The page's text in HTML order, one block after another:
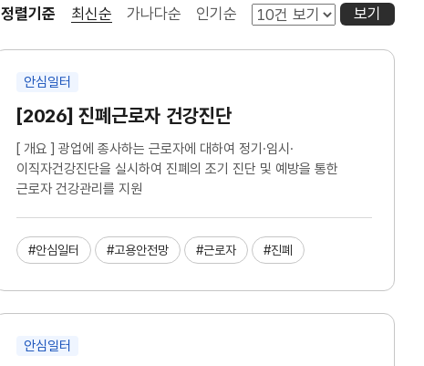
정렬기준 최신순 가나다순 인기순 보기
안심일터
[2026] 진폐근로자 건강진단
[ 개요 ] 광업에 종사하는 근로자에 대하여 정기·임시·
이직자건강진단을 실시하여 진폐의 조기 진단 및 예방을 통한
근로자 건강관리를 지원
#안심일터 #고용안전망 #근로자 #진폐
안심일터